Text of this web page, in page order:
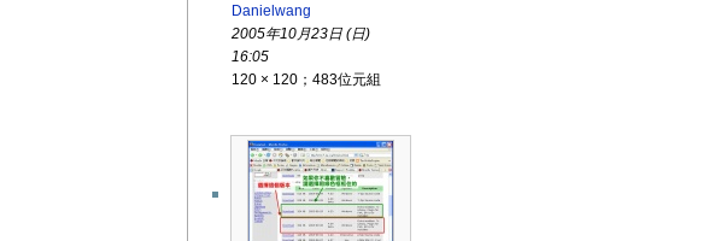
Danielwang
2005年10月23日 (日)
16:05
120 × 120；483位元組